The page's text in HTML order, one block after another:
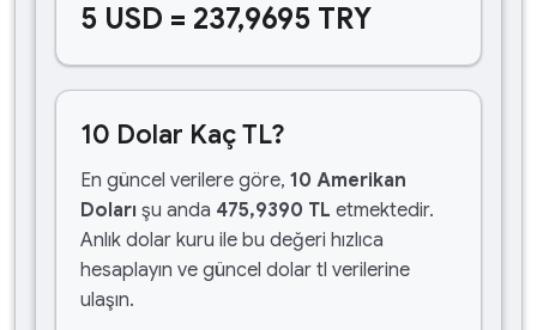
5 USD = 237,9695 TRY
10 Dolar Kaç TL?
En güncel verilere göre, 10 Amerikan
Doları şu anda 475,9390 TL etmektedir.
Anlık dolar kuru ile bu değeri hızlıca
hesaplayın ve güncel dolar tl verilerine
ulaşın.